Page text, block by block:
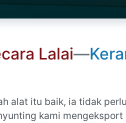
Lalai—
alat itu baik, ia tidak
kami